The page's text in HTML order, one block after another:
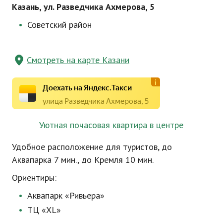
Казань, ул. Разведчика Ахмерова, 5
Советский район
Смотреть на карте Казани
Доехать на Яндекс.Такси
улица Разведчика Ахмерова, 5
Уютная почасовая квартира в центре
Удобное расположение для туристов, до
Аквапарка 7 мин., до Кремля 10 мин.
Ориентиры:
Аквапарк «Ривьера»
ТЦ «XL»